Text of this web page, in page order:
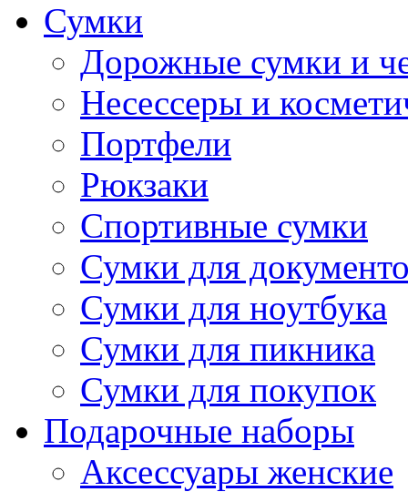
Сумки
Дорожные сумки и
Несессеры и
Портфели
Рюкзаки
Спортивные сумки
Сумки для
Сумки для ноутбука
Сумки для пикника
Сумки для покупок
Подарочные наборы
Аксессуары женские